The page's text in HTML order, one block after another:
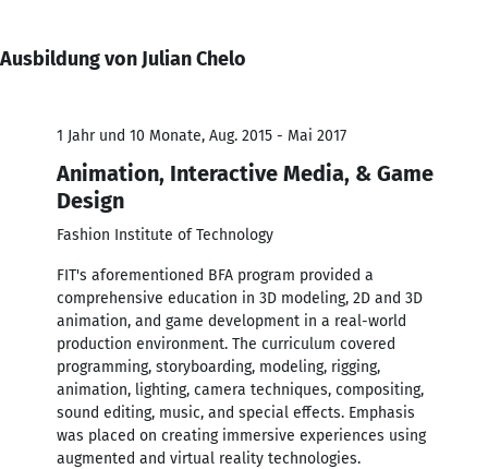
Ausbildung von Julian Chelo
1 Jahr und 10 Monate, Aug. 2015 - Mai 2017
Animation, Interactive Media, & Game
Design
Fashion Institute of Technology
FIT's aforementioned BFA program provided a
comprehensive education in 3D modeling, 2D and 3D
animation, and game development in a real-world
production environment. The curriculum covered
programming, storyboarding, modeling, rigging,
animation, lighting, camera techniques, compositing,
sound editing, music, and special effects. Emphasis
was placed on creating immersive experiences using
augmented and virtual reality technologies.